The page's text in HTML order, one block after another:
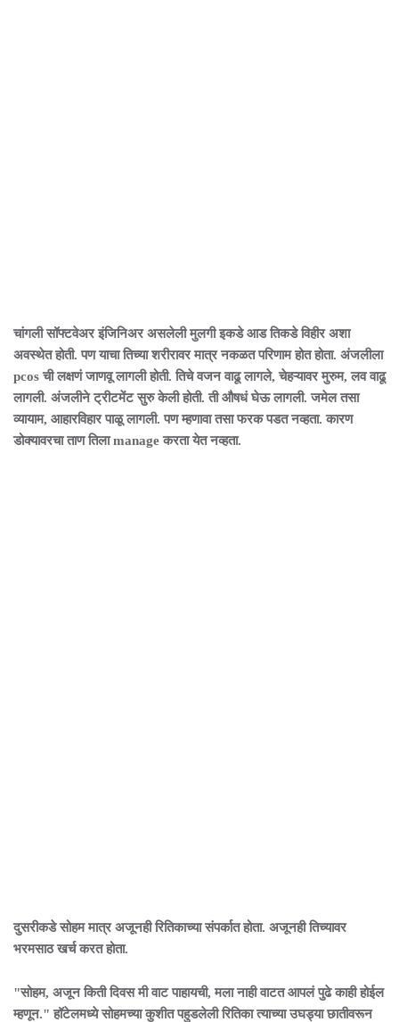
चांगली सॉफ्टवेअर इंजिनिअर असलेली मुलगी इकडे आड तिकडे विहीर अशा
अवस्थेत होती. पण याचा तिच्या शरीरावर मात्र नकळत परिणाम होत होता. अंजलीला
pcos ची लक्षणं जाणवू लागली होती. तिचे वजन वाढू लागले, चेहऱ्यावर मुरुम, लव वाढू
लागली. अंजलीने ट्रीटमेंट सुरु केली होती. ती औषधं घेऊ लागली. जमेल तसा
व्यायाम, आहारविहार पाळू लागली. पण म्हणावा तसा फरक पडत नव्हता. कारण
डोक्यावरचा ताण तिला manage करता येत नव्हता.
दुसरीकडे सोहम मात्र अजूनही रितिकाच्या संपर्कात होता. अजूनही तिच्यावर
भरमसाठ खर्च करत होता.
"सोहम, अजून किती दिवस मी वाट पाहायची, मला नाही वाटत आपलं पुढे काही होईल
म्हणून." हॉटेलमध्ये सोहमच्या कुशीत पहुडलेली रितिका त्याच्या उघड्या छातीवरून